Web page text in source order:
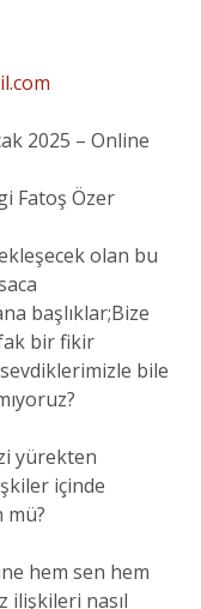
2025 – Online
Fatoş Özer
olan bu
başlıklar;Bize
bir fikir
sevdiklerimizle bile
yürekten
içinde
mü?
hem sen hem
ilişkileri nasıl